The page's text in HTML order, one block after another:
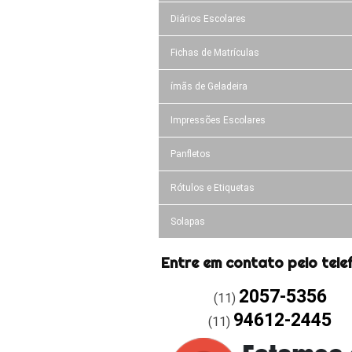
Diários Escolares
Fichas de Matrículas
ímãs de Geladeira
Impressões Escolares
Panfletos
Rótulos e Etiquetas
Solapas
Entre em contato pelo
(11) 2057-5356
(11) 94612-2445